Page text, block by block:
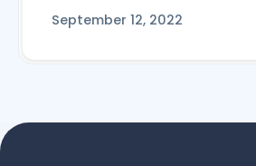
September 12, 2022